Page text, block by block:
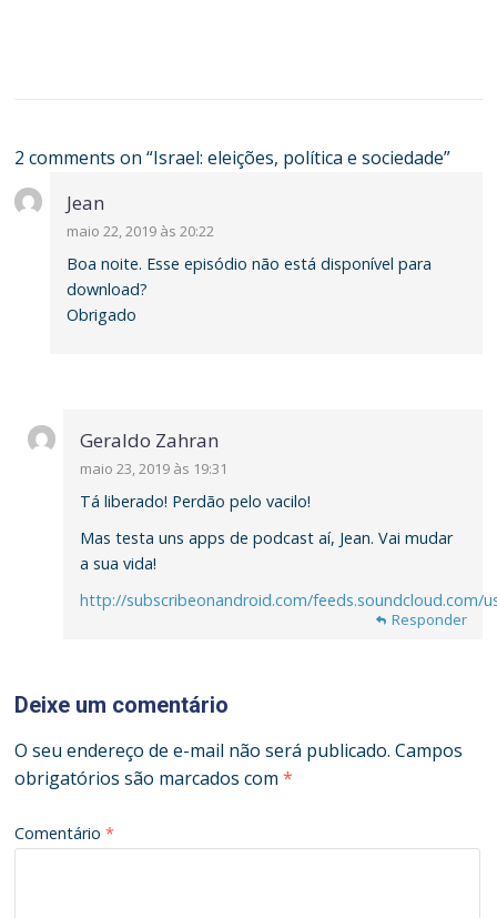
2 comments on “Israel: eleições, política e sociedade”
Jean
maio 22, 2019 às 20:22
Boa noite. Esse episódio não está disponível para
download?
Obrigado
Responder
Geraldo Zahran
maio 23, 2019 às 19:31
Tá liberado! Perdão pelo vacilo!
Mas testa uns apps de podcast aí, Jean. Vai mudar
a sua vida!
http://subscribeonandroid.com/feeds.soundcloud.com/
Responder
Deixe um comentário
O seu endereço de e-mail não será publicado. Campos
obrigatórios são marcados com*
Comentário*